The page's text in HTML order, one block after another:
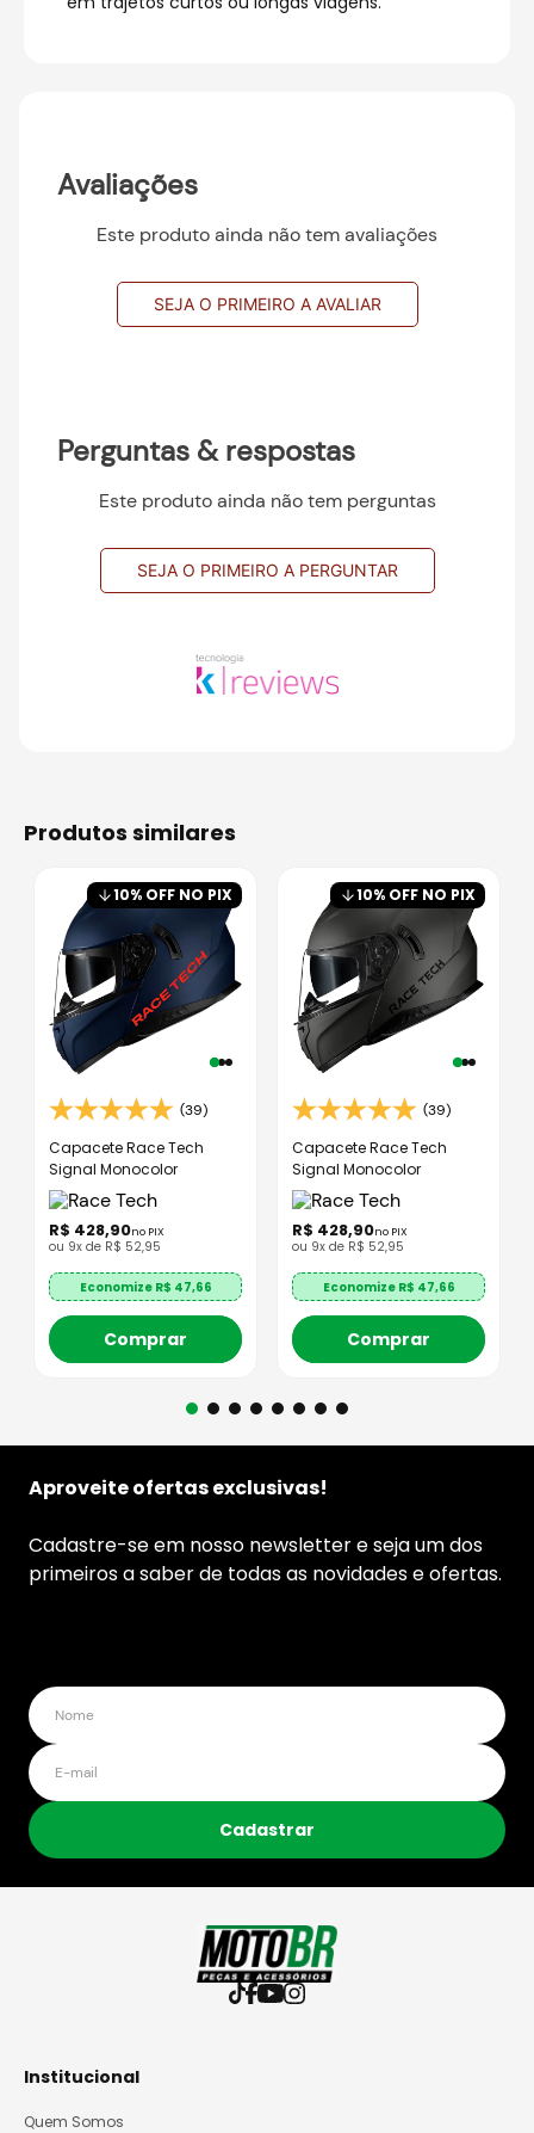
Avaliações
Este produto ainda não tem avaliações
SEJA O PRIMEIRO A AVALIAR
Perguntas & respostas
Este produto ainda não tem perguntas
SEJA O PRIMEIRO A PERGUNTAR
produtos similares
10% OFF NO PIX
(39)
Capacete Race Tech
Signal Monocolor
R$ 428,90no PIX
ou 9x de R$ 52,95
Economize R$ 47,66
Comprar
10% OFF NO PIX
(39)
Capacete Race Tech
Signal Monocolor
R$ 428,90no PIX
ou 9x de R$ 52,95
Economize R$ 47,66
Comprar
Aproveite ofertas exclusivas!
Cadastre-se em nosso newsletter e seja um dos
primeiros a saber de todas as novidades e ofertas.
Cadastrar
Institucional
Quem Somos